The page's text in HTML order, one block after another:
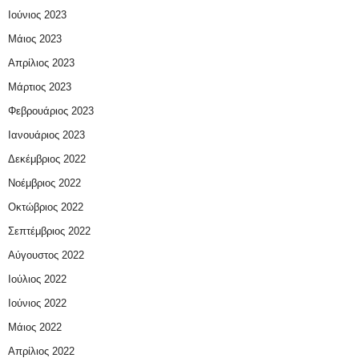
Ιούνιος 2023
Μάιος 2023
Απρίλιος 2023
Μάρτιος 2023
Φεβρουάριος 2023
Ιανουάριος 2023
Δεκέμβριος 2022
Νοέμβριος 2022
Οκτώβριος 2022
Σεπτέμβριος 2022
Αύγουστος 2022
Ιούλιος 2022
Ιούνιος 2022
Μάιος 2022
Απρίλιος 2022